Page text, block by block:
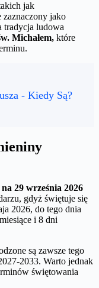
jak
jako
tradycja ludowa
Michałem, które
- Kiedy Są?
29 września 2026
gdyż świętuje się
2026, do tego dnia
i 8 dni
są zawsze tego
2033. Warto jednak
świętowania